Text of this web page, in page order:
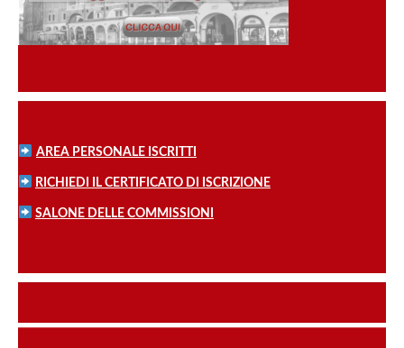
AREA PERSONALE ISCRITTI
RICHIEDI IL CERTIFICATO DI ISCRIZIONE
SALONE DELLE COMMISSIONI